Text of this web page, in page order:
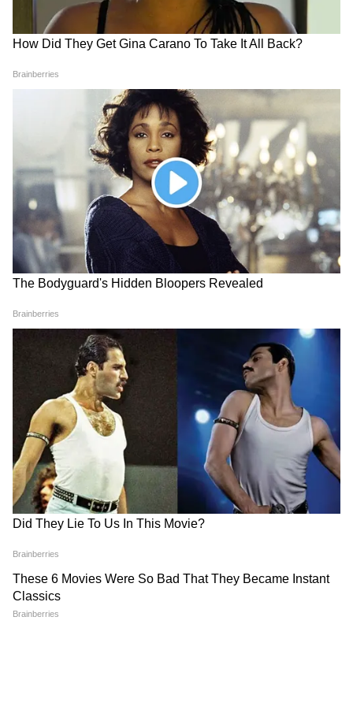
डिस्क्लेमर:
यह आर्टिकल सिर्फ सामान्य जानकारी और
जागरूकता के लिए है। इसमें बताया गया तरीका गूगल
डेटा पर आधारित है। कई बार स्थानीय तकनीकी दिक्कतों,
अचानक हुई हड़ताल, इंटरनेट या वीआईपी मूवमेंट की
वजह से मैप का लाइव स्टेटस और पेट्रोल पंप की असली
स्थिति अलग हो सकती है। इसलिए घर से निकलते समय
अपने हिसाब से इनका यूज करें।